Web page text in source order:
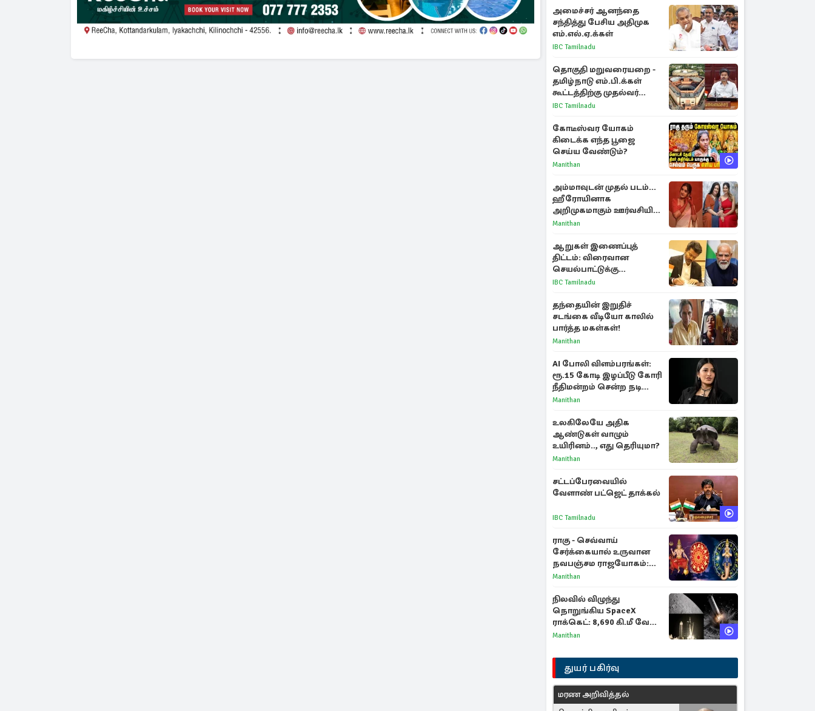
அமைச்சர் ஆனந்தை
சந்தித்து பேசிய அதிமுக
எம்.எல்.ஏ.க்கள்
IBC Tamilnadu
தொகுதி மறுவரையறை -
தமிழ்நாடு எம்.பி.க்கள்
கூட்டத்திற்கு முதல்வர்
விஜய் அழைப்பு
IBC Tamilnadu
கோடீஸ்வர யோகம்
கிடைக்க எந்த பூஜை
செய்ய வேண்டும்?
Manithan
அம்மாவுடன் முதல் படம்...
ஹீரோயினாக
அறிமுகமாகும் ஊர்வசியின்
மகள் தேஜலட்சுமி!
Manithan
ஆறுகள் இணைப்புத்
திட்டம்: விரைவான
செயல்பாட்டுக்கு
பிரதமருக்கு முதலமைச்சர்
IBC Tamilnadu
தந்தையின் இறுதிச்
சடங்கை வீடியோ காலில்
பார்த்த மகள்கள்!
Manithan
AI போலி விளம்பரங்கள்:
ரூ.15 கோடி இழப்பீடு கோரி
நீதிமன்றம் சென்ற நடிகை
ஸ்ருதி ஹாசன்!
Manithan
உலகிலேயே அதிக
ஆண்டுகள் வாழும்
உயிரினம்.., எது தெரியுமா?
Manithan
சட்டப்பேரவையில்
வேளாண் பட்ஜெட் தாக்கல்
IBC Tamilnadu
ராகு - செவ்வாய்
சேர்க்கையால் உருவான
நவபஞ்சம ராஜயோகம்:
அதிர்ஷ்டம் பெறும் 3
Manithan
நிலவில் விழுந்து
நொறுங்கிய SpaceX
ராக்கெட்: 8,690 கி.மீ வேக
மோதலால் உருவான புதிய
Manithan
துயர் பகிர்வு
மரண அறிவித்தல்